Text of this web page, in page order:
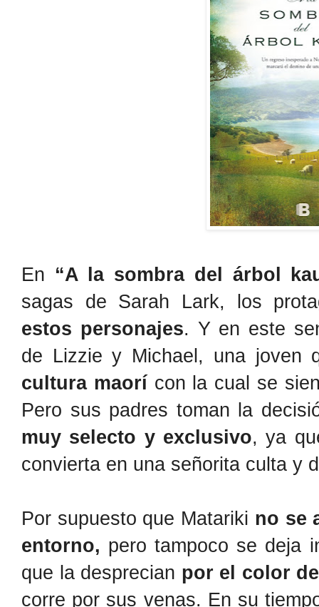
En “A la sombra del árbol
sagas de Sarah Lark, los
estos personajes. Y en este
de Lizzie y Michael, una joven
cultura maorícon la cual se
Pero sus padres toman la
muy selecto y exclusivo, ya
convierta en una señorita culta y
Por supuesto que Matariki no se
entorno, pero tampoco se deja
que la desprecian por el color
corre por sus venas. En su